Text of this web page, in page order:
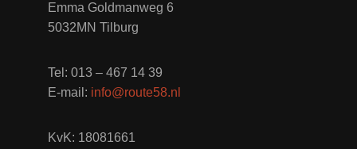
Emma Goldmanweg 6
5032MN Tilburg
Tel: 013 – 467 14 39
E-mail: info@route58.nl
KvK: 18081661